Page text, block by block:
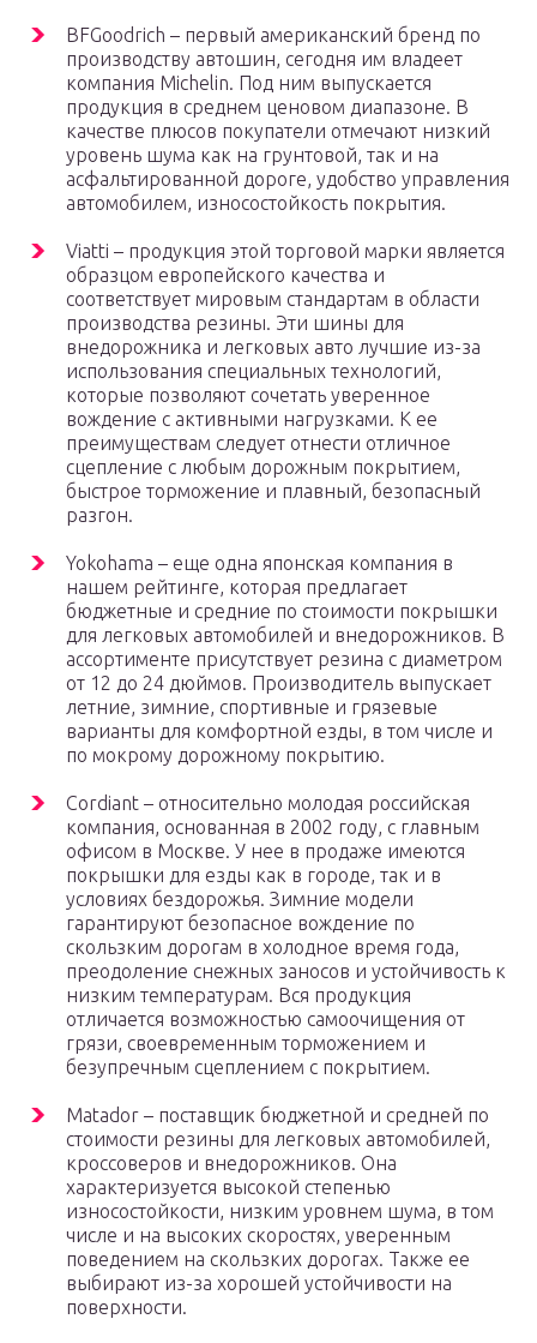
BFGoodrich – первый американский бренд по
производству автошин, сегодня им владеет
компания Michelin. Под ним выпускается
продукция в среднем ценовом диапазоне. В
качестве плюсов покупатели отмечают низкий
уровень шума как на грунтовой, так и на
асфальтированной дороге, удобство управления
автомобилем, износостойкость покрытия.
Viatti – продукция этой торговой марки является
образцом европейского качества и
соответствует мировым стандартам в области
производства резины. Эти шины для
внедорожника и легковых авто лучшие из-за
использования специальных технологий,
которые позволяют сочетать уверенное
вождение с активными нагрузками. К ее
преимуществам следует отнести отличное
сцепление с любым дорожным покрытием,
быстрое торможение и плавный, безопасный
разгон.
Yokohama – еще одна японская компания в
нашем рейтинге, которая предлагает
бюджетные и средние по стоимости покрышки
для легковых автомобилей и внедорожников. В
ассортименте присутствует резина с диаметром
от 12 до 24 дюймов. Производитель выпускает
летние, зимние, спортивные и грязевые
варианты для комфортной езды, в том числе и
по мокрому дорожному покрытию.
Cordiant – относительно молодая российская
компания, основанная в 2002 году, с главным
офисом в Москве. У нее в продаже имеются
покрышки для езды как в городе, так и в
условиях бездорожья. Зимние модели
гарантируют безопасное вождение по
скользким дорогам в холодное время года,
преодоление снежных заносов и устойчивость к
низким температурам. Вся продукция
отличается возможностью самоочищения от
грязи, своевременным торможением и
безупречным сцеплением с покрытием.
Matador – поставщик бюджетной и средней по
стоимости резины для легковых автомобилей,
кроссоверов и внедорожников. Она
характеризуется высокой степенью
износостойкости, низким уровнем шума, в том
числе и на высоких скоростях, уверенным
поведением на скользких дорогах. Также ее
выбирают из-за хорошей устойчивости на
поверхности.